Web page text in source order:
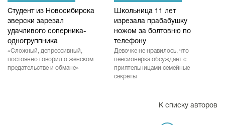
Студент из Новосибирска
зверски зарезал
удачливого соперника-
одногруппника
«Сложный, депрессивный,
постоянно говорил о женском
предательстве и обмане»
Школьница 11 лет
изрезала прабабушку
ножом за болтовню по
телефону
Девочке не нравилось, что
пенсионерка обсуждает с
приятельницами семейные
секреты
К списку авторов